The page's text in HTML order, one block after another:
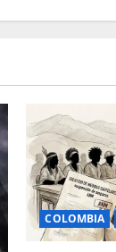
COLOMBIA